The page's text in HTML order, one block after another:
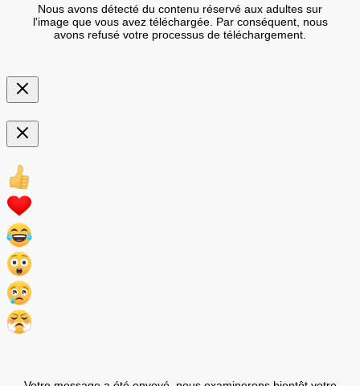
Nous avons détecté du contenu réservé aux adultes sur
l'image que vous avez téléchargée. Par conséquent, nous
avons refusé votre processus de téléchargement.